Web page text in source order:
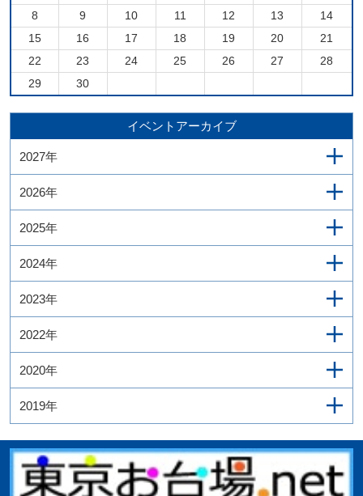
8
9 10 11 12 13
14
15
16 17 18 19 20
21
22
23 24 25 26 27
28
29
30
イベントアーカイブ
2027年
2026年
2025年
2024年
2023年
2022年
2020年
2019年